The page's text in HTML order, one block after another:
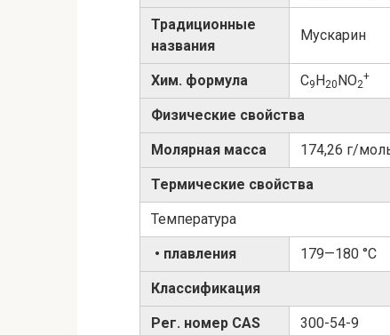
Традиционные
названия
Мускарин
Хим. формула C9 H20 NO2
+
Физические свойства
Молярная масса 174,26 г/
Термические свойства
Температура
• плавления 179—180 °C
Классификация
Рег. номер CAS 300-54-9